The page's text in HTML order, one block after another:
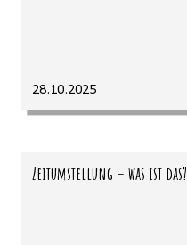
28.10.2025
Zeitumstellung – was ist das?